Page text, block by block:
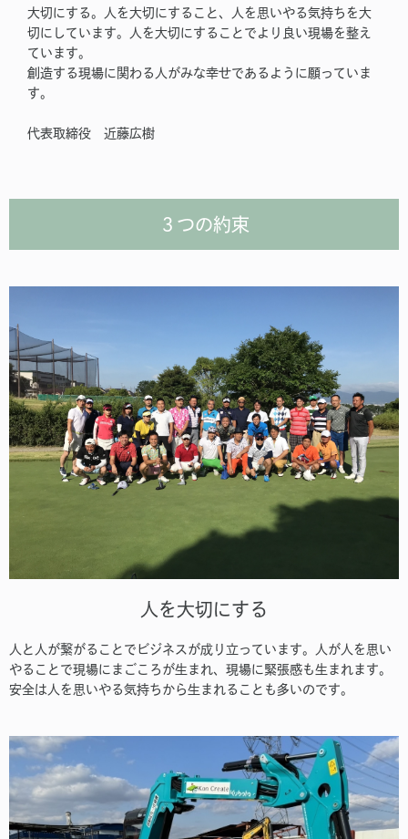
大切にする。人を大切にすること、人を思いやる気持ちを大
切にしています。人を大切にすることでより良い現場を整え
ています。
創造する現場に関わる人がみな幸せであるように願っていま
す。
代表取締役 近藤広樹
３つの約束
人を大切にする
人と人が繋がることでビジネスが成り立っています。人が人を思い
やることで現場にまごころが生まれ、現場に緊張感も生まれます。
安全は人を思いやる気持ちから生まれることも多いのです。